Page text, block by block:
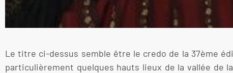
Le titre ci-dessus semble être le credo de la 37ème
particulièrement quelques hauts lieux de la vallée de